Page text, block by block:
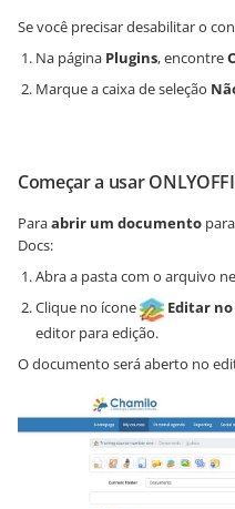
Se você precisar desabilitar o
Na página Plugins, encontre
Marque a caixa de seleção
Começar a usar
Paraabrir um documento
Docs:
Abra a pasta com o arquivo
Clique no ícone
Editar no
editor para edição.
O documento será aberto no